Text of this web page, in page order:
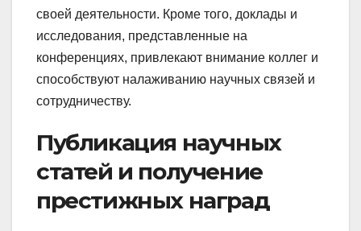
своей деятельности. Кроме того, доклады и
исследования, представленные на
конференциях, привлекают внимание коллег и
способствуют налаживанию научных связей и
сотрудничеству.
Публикация научных
статей и получение
престижных наград